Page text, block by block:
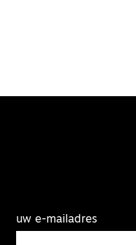
uw e-mailadres